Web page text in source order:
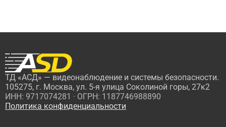
ТД «АСД» — видеонаблюдение и системы безопасности.
105275, г. Москва, ул. 5-я улица Соколиной горы, 27к2
ИНН: 9717074281 · ОГРН: 1187746988890
Политика конфиденциальности